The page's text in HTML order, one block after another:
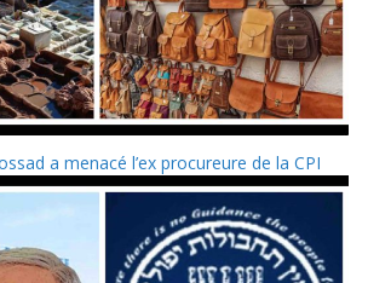
a menacé l’ex procureure de la CPI